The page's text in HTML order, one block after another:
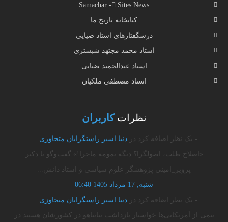
Samachar - ُSites News
کتابخانه تاریخ ما
درسگفتارهای استاد ضیایی
استاد محمد مجتهد شبستری
استاد عبدالحمید ضیایی
استاد مصطفی ملکیان
نظرات کاربران
- یک نظر اضافه کرد دردنیا اسیر راستگرایان متجاوزی‌ ...
«اصلاح طلب، اصولگرا؟ دیگه تمومه ماجرا!» گفت‌وگو با دکتر
پرویز_امینی پژوهشگر علوم سیاسی و استاد دانش...
شنبه, 17 مرداد 1405 06:40
- یک نظر اضافه کرد دردنیا اسیر راستگرایان متجاوزی‌ ...
نیمی از آمریکایی‌ها خواستار بازداشت نتانیاهو در کشورشان هستند ️در